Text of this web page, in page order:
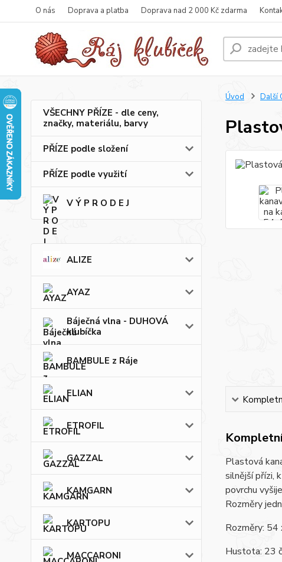
O nás Doprava a platba Doprava nad 2 000 Kč zdarma
VŠECHNY PŘÍZE - dle ceny,
značky, materiálu, barvy
PŘÍZE podle složení
PŘÍZE podle využití
V Ý P R O D E J
ALIZE
AYAZ
Báječná vlna - DUHOVÁ
klubíčka
BAMBULE z Ráje
ELIAN
ETROFIL
GAZZAL
KAMGARN
KARTOPU
MACCARONI
Úvod Další
Plastová
silnější přízi,
povrchu
Rozměry
Rozměry: 54
Hustota: 23